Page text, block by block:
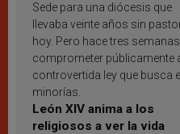
Sede para una diócesis que
llevaba veinte años sin
hoy. Pero hace tres
comprometer públicamente
controvertida ley que busca
minorías.
León XIV anima a los
religiosos a ver la vida